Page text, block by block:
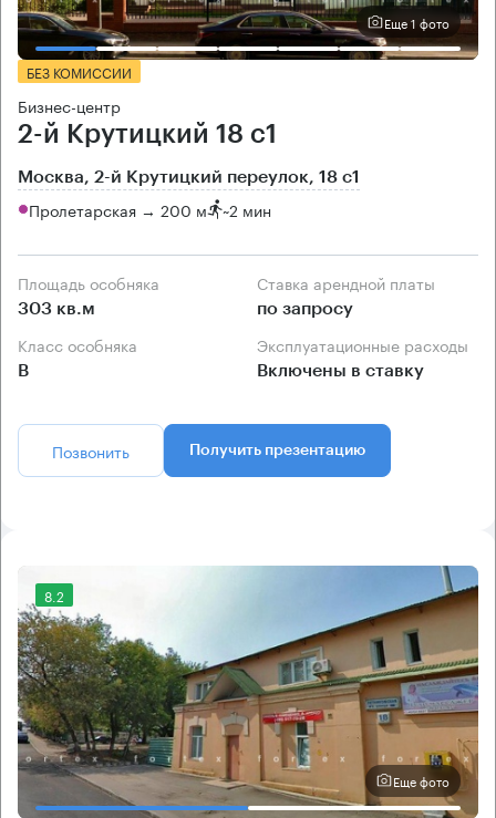
Еще 1 фото
БЕЗ КОМИССИИ
Бизнес-центр
2-й Крутицкий 18 с1
Москва, 2-й Крутицкий переулок, 18 с1
Пролетарская → 200 м ~2 мин
Площадь особняка
303 кв.м
Ставка арендной платы
по запросу
Класс особняка
B
Эксплуатационные расходы
Включены в ставку
Позвонить Получить презентацию
8.2
Еще фото